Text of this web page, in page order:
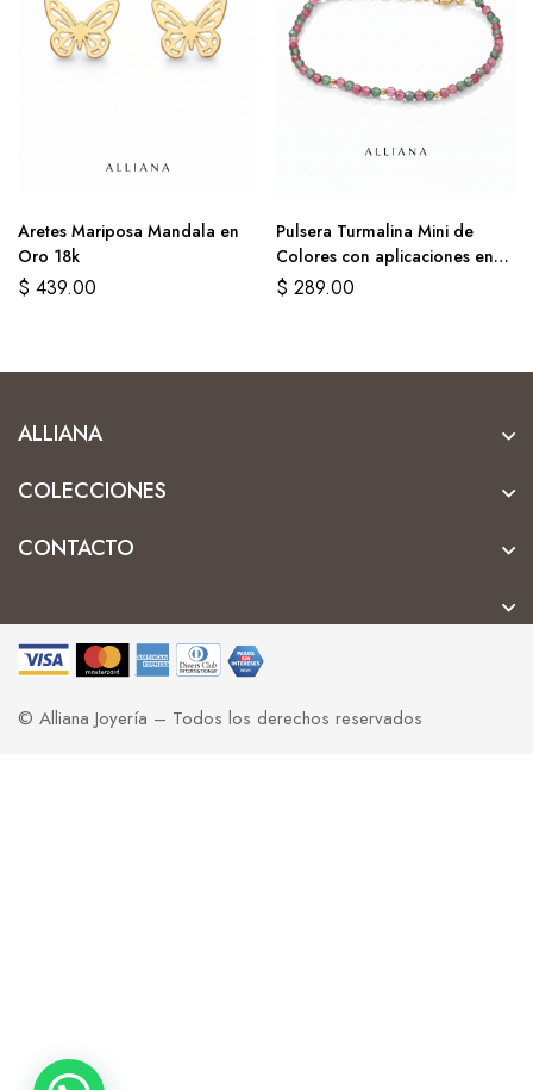
Aretes Mariposa Mandala en
Oro 18k
$ 439.00
Pulsera Turmalina Mini de
Colores con aplicaciones en
Oro Amarillo 18K
$ 289.00
ALLIANA
COLECCIONES
CONTACTO
© Alliana Joyería – Todos los derechos reservados